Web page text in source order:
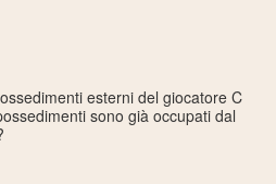
esterni del giocatore C
sono già occupati dal